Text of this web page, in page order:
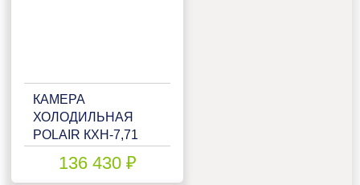
КАМЕРА
ХОЛОДИЛЬНАЯ
POLAIR КХН-7,71
80ММ136 430 ₽